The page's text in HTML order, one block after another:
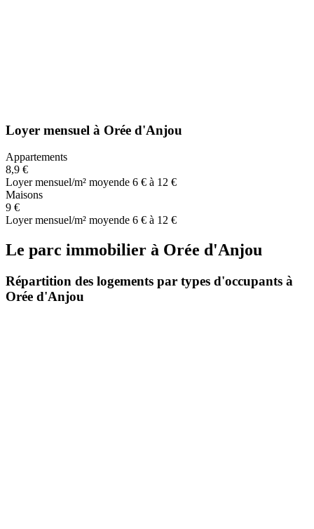
Loyer mensuel à Orée d'Anjou
Appartements
8,9 €
Loyer mensuel/m² moyende 6 € à 12 €
Maisons
9 €
Loyer mensuel/m² moyende 6 € à 12 €
Le parc immobilier à Orée d'Anjou
Répartition des logements par types d'occupants à
Orée d'Anjou